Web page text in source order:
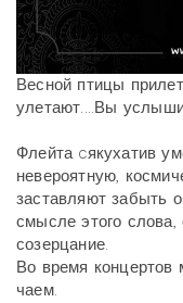
Весной птицы
улетают....Вы
Флейта cякухатив
невероятную,
заставляют забыть
смысле этого слова,
созерцание.
Во время концертов
чаем.